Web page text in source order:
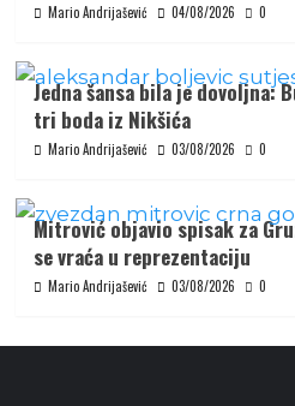
Mario Andrijašević 04/08/2026 0
Jedna šansa bila je dovoljna:
tri boda iz Nikšića
Mario Andrijašević 03/08/2026 0
Mitrović objavio spisak za
se vraća u reprezentaciju
Mario Andrijašević 03/08/2026 0